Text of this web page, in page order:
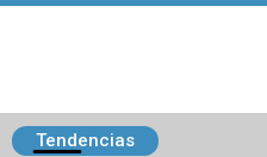
Tendencias